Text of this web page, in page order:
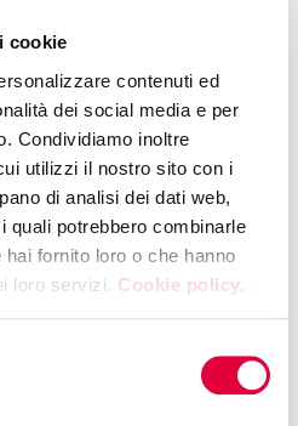
cookie
contenuti ed
dei social media e per
Condividiamo inoltre
utilizzi il nostro sito con i
di analisi dei dati web,
quali potrebbero combinarle
fornito loro o che hanno
loro servizi. Cookie policy.
- STAND E23
FOOD
CUNZATU
- STAND K51